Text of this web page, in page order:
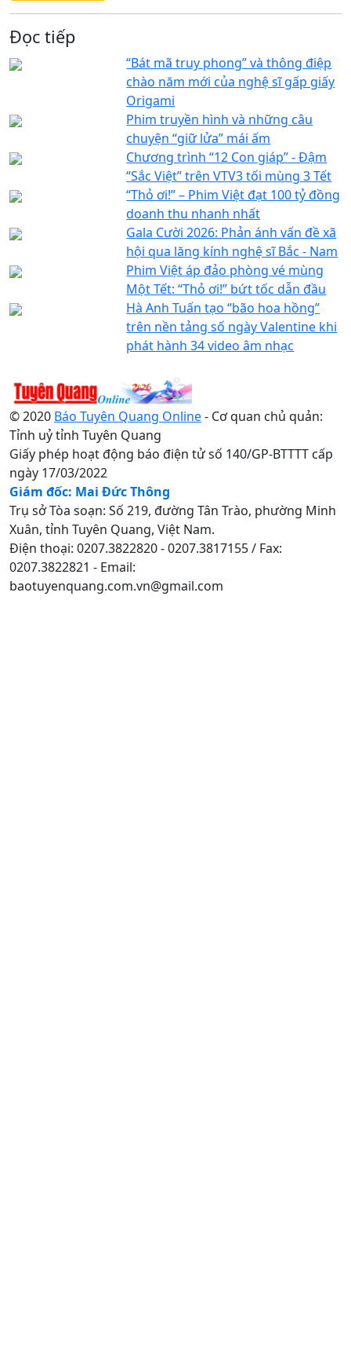
Đọc tiếp
“Bát mã truy phong” và thông điệp
chào năm mới của nghệ sĩ gấp giấy
Origami
Phim truyền hình và những câu
chuyện “giữ lửa” mái ấm
Chương trình “12 Con giáp” - Đậm
“Sắc Việt” trên VTV3 tối mùng 3 Tết
“Thỏ ơi!” – Phim Việt đạt 100 tỷ đồng
doanh thu nhanh nhất
Gala Cười 2026: Phản ánh vấn đề xã
hội qua lăng kính nghệ sĩ Bắc - Nam
Phim Việt áp đảo phòng vé mùng
Một Tết: “Thỏ ơi!” bứt tốc dẫn đầu
Hà Anh Tuấn tạo “bão hoa hồng”
trên nền tảng số ngày Valentine khi
phát hành 34 video âm nhạc
© 2020 Báo Tuyên Quang Online- Cơ quan chủ quản:
Tỉnh uỷ tỉnh Tuyên Quang
Giấy phép hoạt động báo điện tử số 140/GP-BTTTT cấp
ngày 17/03/2022
Giám đốc: Mai Đức Thông
Trụ sở Tòa soạn: Số 219, đường Tân Trào, phường Minh
Xuân, tỉnh Tuyên Quang, Việt Nam.
Điện thoại: 0207.3822820 - 0207.3817155 / Fax:
0207.3822821 - Email:
baotuyenquang.com.vn@gmail.com